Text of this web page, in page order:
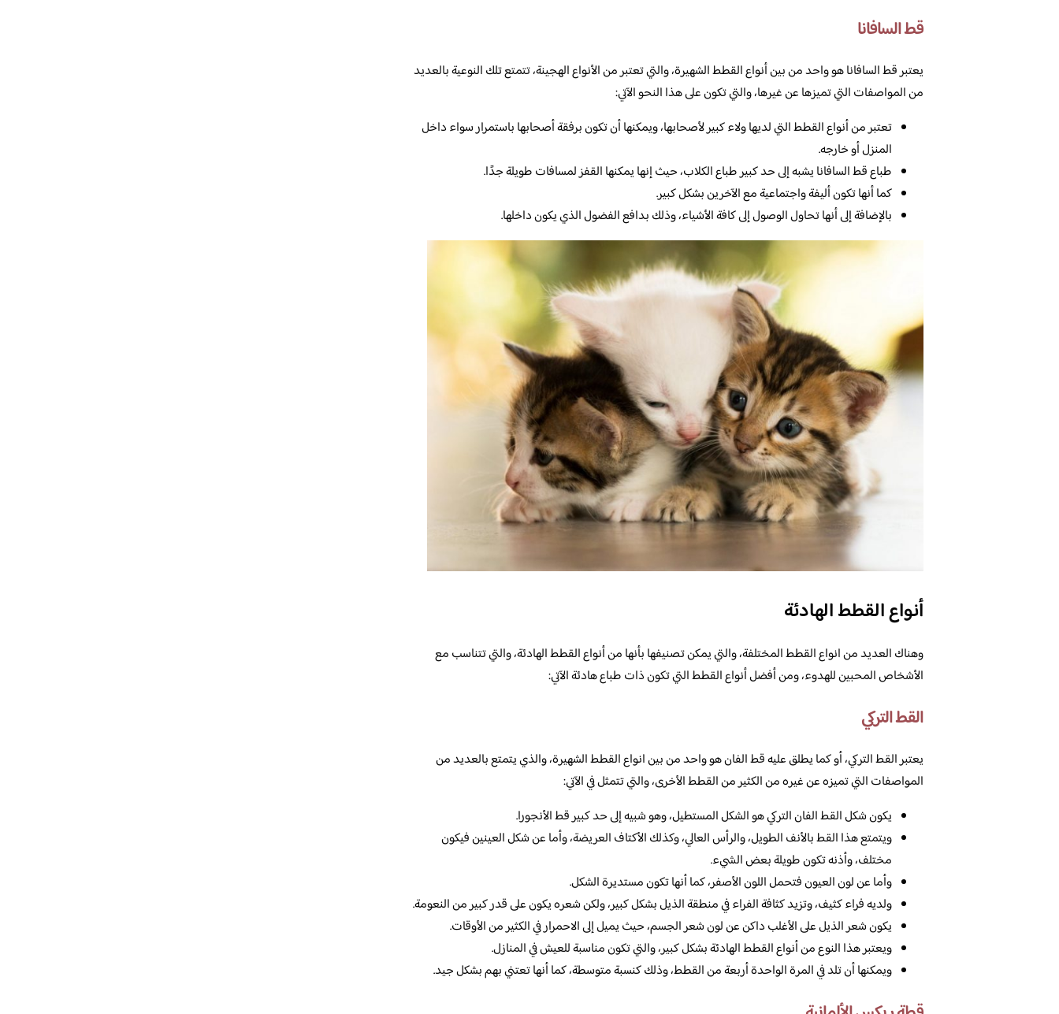
قط السافانا
يعتبر قط السافانا هو واحد من بين أنواع القطط الشهيرة، والتي تعتبر من الأنواع الهجينة، تتمتع تلك النوعية بالعديد
من المواصفات التي تميزها عن غيرها، والتي تكون على هذا النحو الآتي:
تعتبر من أنواع القطط التي لديها ولاء كبير لأصحابها، ويمكنها أن تكون برفقة أصحابها باستمرار سواء داخل
المنزل أو خارجه.
طباع قط السافانا يشبه إلى حد كبير طباع الكلاب، حيث إنها يمكنها القفز لمسافات طويلة جدًا.
كما أنها تكون أليفة واجتماعية مع الآخرين بشكل كبير.
بالإضافة إلى أنها تحاول الوصول إلى كافة الأشياء، وذلك بدافع الفضول الذي يكون داخلها.
أنواع القطط الهادئة
وهناك العديد من انواع القطط المختلفة، والتي يمكن تصنيفها بأنها من أنواع القطط الهادئة، والتي تتناسب مع
الأشخاص المحبين للهدوء، ومن أفضل أنواع القطط التي تكون ذات طباع هادئة الآتي:
القط التركي
يعتبر القط التركي، أو كما يطلق عليه قط الفان هو واحد من بين انواع القطط الشهيرة، والذي يتمتع بالعديد من
المواصفات التي تميزه عن غيره من الكثير من القطط الأخرى، والتي تتمثل في الآتي:
يكون شكل القط الفان التركي هو الشكل المستطيل، وهو شبيه إلى حد كبير قط الأنجورا.
ويتمتع هذا القط بالأنف الطويل، والرأس العالي، وكذلك الأكتاف العريضة، وأما عن شكل العينين فيكون
مختلف، وأذنه تكون طويلة بعض الشيء.
وأما عن لون العيون فتحمل اللون الأصفر، كما أنها تكون مستديرة الشكل.
ولديه فراء كثيف، وتزيد كثافة الفراء في منطقة الذيل بشكل كبير، ولكن شعره يكون على قدر كبير من النعومة.
يكون شعر الذيل على الأغلب داكن عن لون شعر الجسم، حيث يميل إلى الاحمرار في الكثير من الأوقات.
ويعتبر هذا النوع من أنواع القطط الهادئة بشكل كبير، والتي تكون مناسبة للعيش في المنازل.
ويمكنها أن تلد في المرة الواحدة أربعة من القطط، وذلك كنسبة متوسطة، كما أنها تعتني بهم بشكل جيد.